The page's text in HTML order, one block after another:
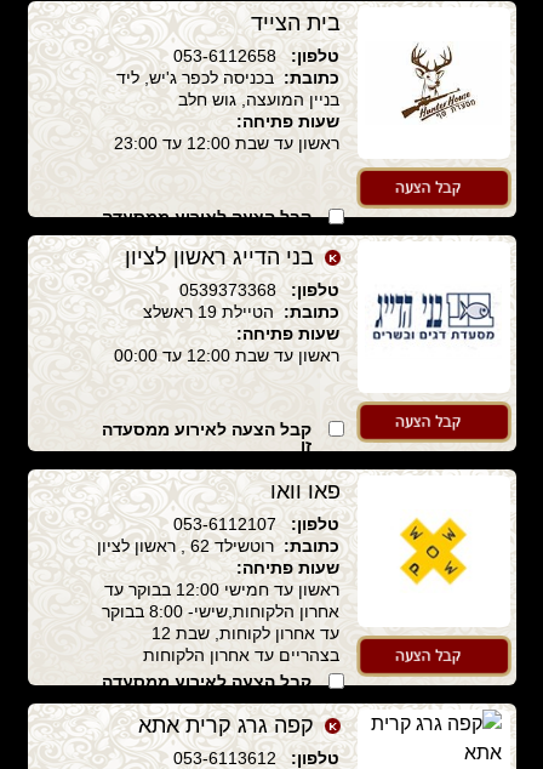
בית הצייד
טלפון:053-6112658
כתובת: בכניסה לכפר ג'יש, ליד
בניין המועצה, גוש חלב
שעות פתיחה:
ראשון עד שבת 12:00 עד 23:00
קבל הצעה לאירוע ממסעדה
זו
בני הדייג ראשון לציון
טלפון:0539373368
כתובת: הטיילת 19 ראשלצ
שעות פתיחה:
ראשון עד שבת 12:00 עד 00:00
קבל הצעה לאירוע ממסעדה
זו
פאו וואו
טלפון:053-6112107
כתובת: רוטשילד 62 , ראשון לציון
שעות פתיחה:
ראשון עד חמישי 12:00 בבוקר עד
אחרון הלקוחות,שישי- 8:00 בבוקר
עד אחרון לקוחות, שבת 12
בצהריים עד אחרון הלקוחות
קבל הצעה לאירוע ממסעדה
קפה גרג קרית אתא
טלפון:053-6113612